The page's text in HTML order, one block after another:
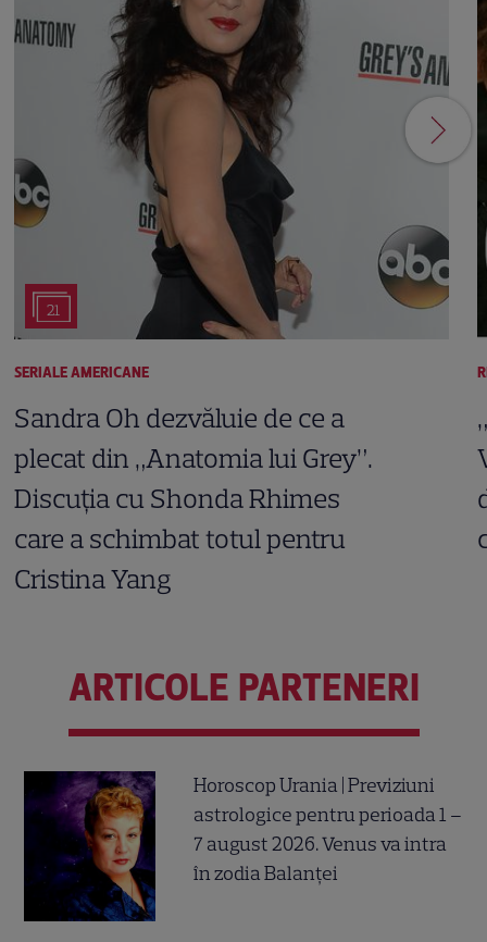
21
SERIALE AMERICANE
Sandra Oh dezvăluie de ce a
plecat din „Anatomia lui Grey”.
Discuția cu Shonda Rhimes
care a schimbat totul pentru
Cristina Yang
ARTICOLE PARTENERI
Horoscop Urania | Previziuni
astrologice pentru perioada 1 –
7 august 2026. Venus va intra
în zodia Balanței